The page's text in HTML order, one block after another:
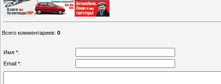
Всего комментариев: 0
Имя *:
Email *: